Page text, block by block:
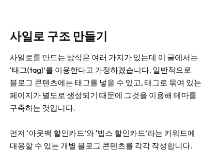
사일로 구조 만들기
사일로를 만드는 방식은 여러 가지가 있는데 이 글에서는
‘태그(tag)’를 이용한다고 가정하겠습니다. 일반적으로
블로그 콘텐츠에는 태그를 넣을 수 있고, 태그로 묶여 있는
페이지가 별도로 생성되기 때문에 그것을 이용해 테마를
구축하는 것입니다.
먼저 ‘아웃백 할인카드’와 ‘빕스 할인카드’라는 키워드에
대응할 수 있는 개별 블로그 콘텐츠를 각각 작성합니다.